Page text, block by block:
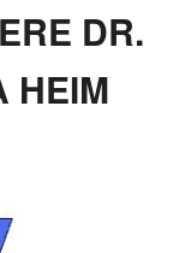
DR.
HEIM